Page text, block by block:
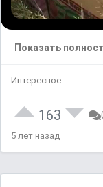
Показать
Интересное
163
5 лет назад